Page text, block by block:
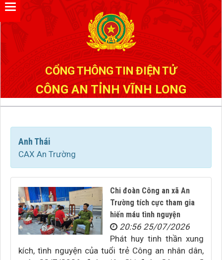
CỔNG THÔNG TIN ĐIỆN TỬ
CÔNG AN TỈNH VĨNH LONG
Anh Thái
CAX An Trường
Chi đoàn Công an xã An
Trường tích cực tham gia
hiến máu tình nguyện
20:56 25/07/2026
Phát huy tinh thần xung
kích, tình nguyện của tuổi trẻ Công an nhân dân,